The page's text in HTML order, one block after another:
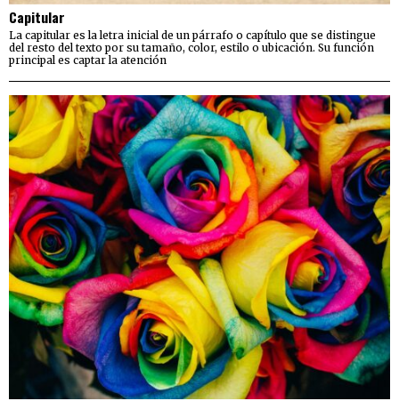
Capitular
La capitular es la letra inicial de un párrafo o capítulo que se distingue
del resto del texto por su tamaño, color, estilo o ubicación. Su función
principal es captar la atención